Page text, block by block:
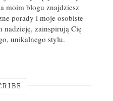
moim blogu znajdziesz
porady i moje osobiste
nadzieję, zainspirują Cię
unikalnego stylu.